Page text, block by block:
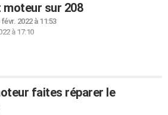
moteur sur 208
févr. 2022 à 11:53
à 17:10
faites réparer le